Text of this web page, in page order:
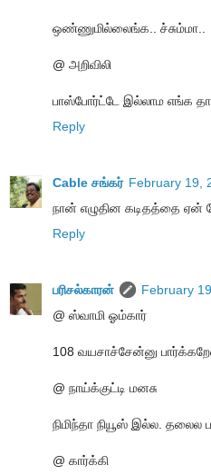
ஒண்ணுமில்லைங்க.. ச்சும்மா..
@ அறிவிலி
பாஸ்போர்ட்டே இல்லாம எங்க
Reply
Cable சங்கர் February 19,
நான் எழுதின கடிதத்தை ஏன்
Reply
பரிசல்காரன்
February
@ ஸ்வாமி ஓம்கார்
108 வயசாச்சேன்னு
@ நாய்க்குட்டி மனசு
நிமிந்தா நியூஸ் இல்ல. தலைல
@ கார்க்கி